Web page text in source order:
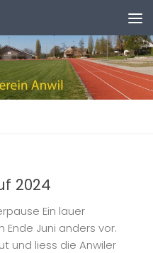
2024
Ein lauer
Juni anders vor.
und liess die Anwiler